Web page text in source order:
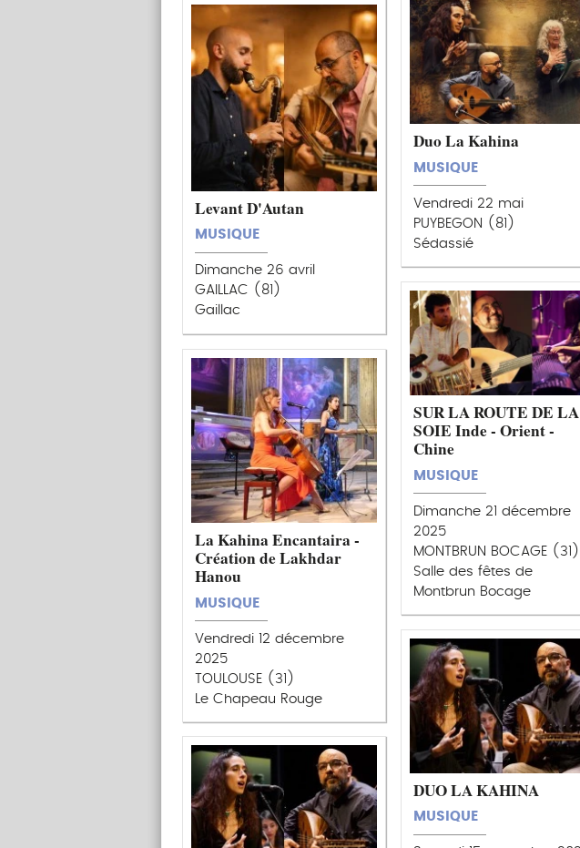
Duo La Kahina
MUSIQUE
Vendredi 22 mai
PUYBEGON (81)
Sédassié
Levant D'Autan
MUSIQUE
Dimanche 26 avril
GAILLAC (81)
Gaillac
SUR LA ROUTE DE LA
SOIE Inde - Orient -
Chine
MUSIQUE
Dimanche 21 décembre
2025
MONTBRUN BOCAGE (31)
Salle des fêtes de
Montbrun Bocage
La Kahina Encantaira -
Création de Lakhdar
Hanou
MUSIQUE
Vendredi 12 décembre
2025
TOULOUSE (31)
Le Chapeau Rouge
DUO LA KAHINA
MUSIQUE